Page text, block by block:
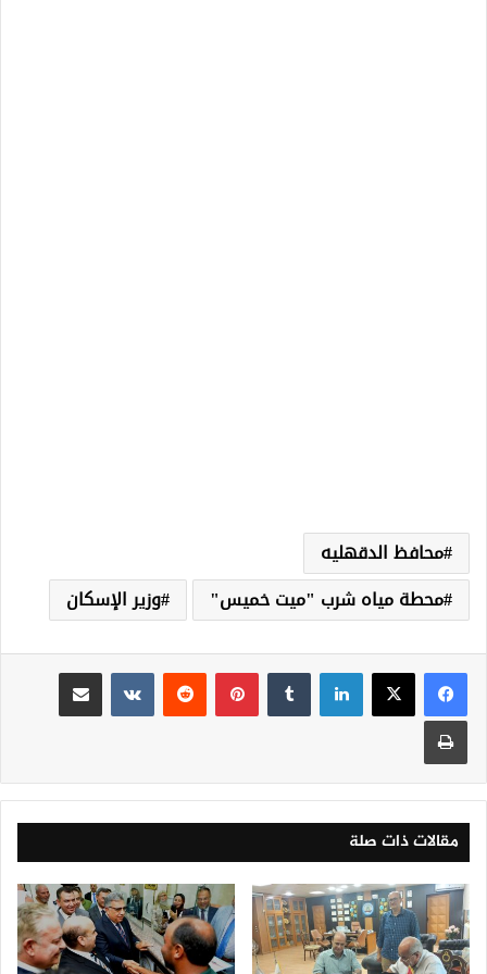
محافظ الدقهليه
محطة مياه شرب "ميت خميس"
وزير الإسكان
لينكدإن بينتيريست
مقالات ذات صلة